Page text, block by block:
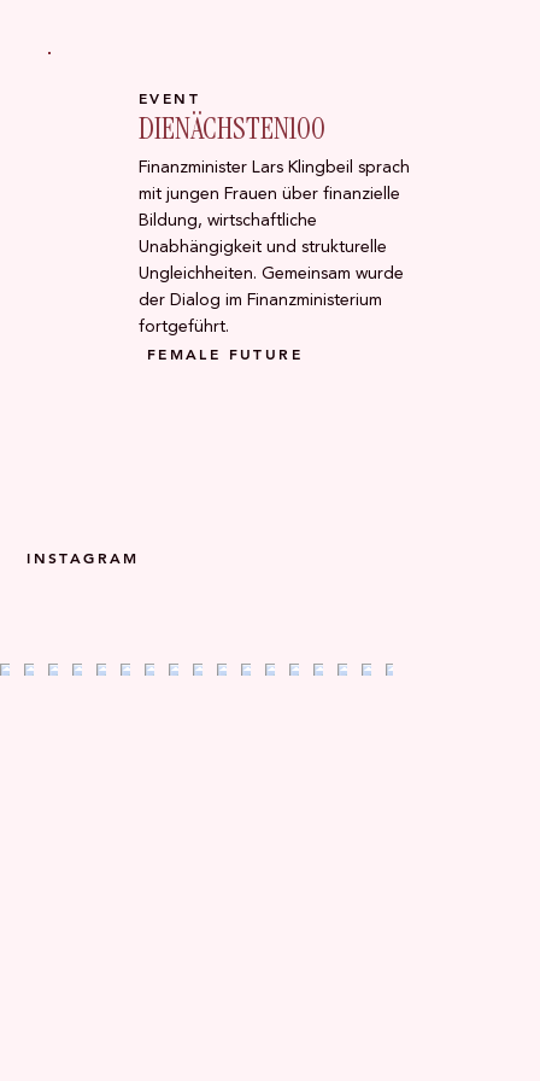
EVENT
DIENÄCHSTEN100
Finanzminister Lars Klingbeil sprach
mit jungen Frauen über finanzielle
Bildung, wirtschaftliche
Unabhängigkeit und strukturelle
Ungleichheiten. Gemeinsam wurde
der Dialog im Finanzministerium
fortgeführt.
FEMALE FUTURE
INSTAGRAM